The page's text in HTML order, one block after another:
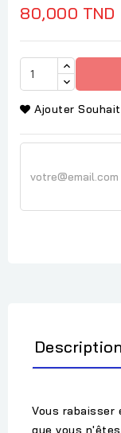
80,000 TND
Ajouter
Description
Vous rabaisser
que vous